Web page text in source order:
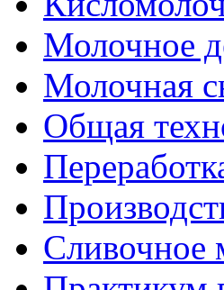
Молочное
Молочная
Общая
Сливочное